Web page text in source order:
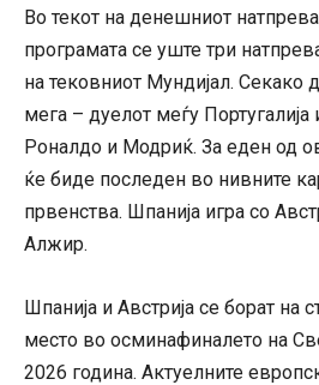
Во текот на денешниот
програмата се уште три
на тековниот Мундијал. Секако
мега – дуелот меѓу Португалија
Роналдо и Модриќ. За еден од
ќе биде последен во нивните
првенства. Шпанија игра со
Алжир.
Шпанија и Австрија се борат на
место во осминафиналето на
2026 година. Актуелните